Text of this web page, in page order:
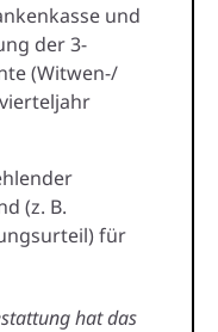
und
der 3-
(Witwen-/
(z. B.
für
hat das